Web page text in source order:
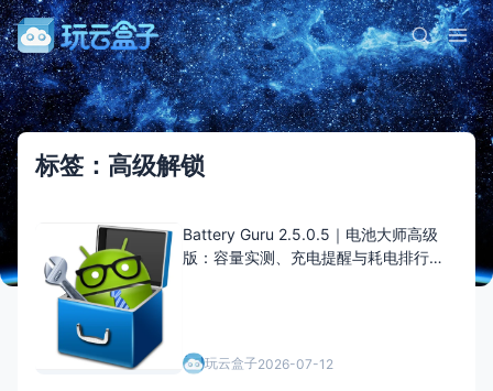
标签：高级解锁
Battery Guru 2.5.0.5｜电池大师高级
版：容量实测、充电提醒与耗电排行一
玩云盒子2026-07-12